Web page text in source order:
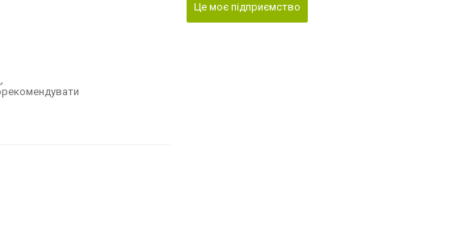
,
Це моє підприємство